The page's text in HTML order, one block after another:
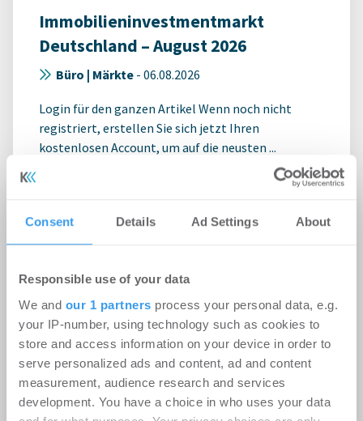
Consent Details Ad Settings About
Responsible use of your data
We and our 1 partners process your personal data, e.g.
your IP-number, using technology such as cookies to
store and access information on your device in order to
serve personalized ads and content, ad and content
measurement, audience research and services
development. You have a choice in who uses your data
Immobilieninvestmentmarkt
Deutschland – August 2026
Büro | Märkte - 06.08.2026
Login für den ganzen Artikel Wenn noch nicht
registriert, erstellen Sie sich jetzt Ihren
kostenlosen Account, um auf die neusten ...